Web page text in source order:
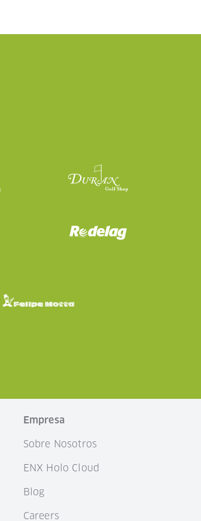
Empresa
Sobre Nosotros
ENX Holo Cloud
Blog
Careers